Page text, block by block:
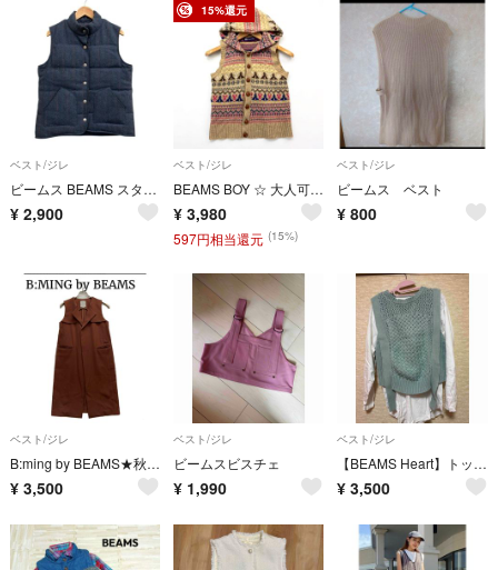
ベスト/ジレ
ビームス BEAMS スタンドカラーベスト キルトダウン ステッチ ネイビー
¥ 2,900
15%還元
ベスト/ジレ
BEAMS BOY ☆ 大人可愛い♪ ニット ネイティブ ベスト フーディー ベージュ系 フリーサイズ S相当 アメカジ 古着MIX ビームスボーイ■DE204
¥ 3,980
597円相当還元 (15%)
ベスト/ジレ
ビームス ベスト
¥ 800
ベスト/ジレ
B:ming by BEAMS★秋色♪ブラウンロングジレ
¥ 3,500
ベスト/ジレ
ビームスビスチェ
¥ 1,990
ベスト/ジレ
【BEAMS Heart】トップス、ベストセット
¥ 3,500